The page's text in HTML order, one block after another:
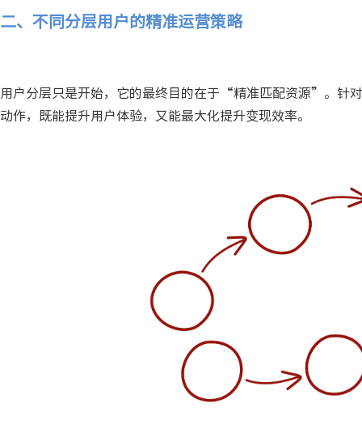
二、不同分层用户的精准运营策略
用户分层只是开始，它的最终目的在于“精准匹配资源”。针
动作，既能提升用户体验，又能最大化提升变现效率。